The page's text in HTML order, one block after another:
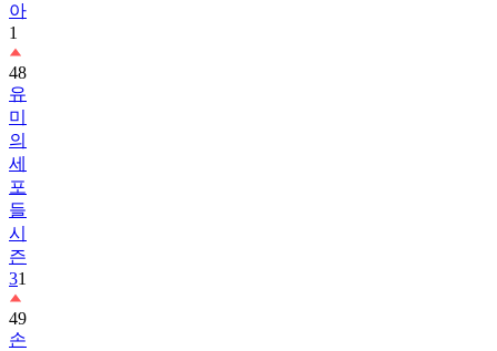
아
1
48
유
미
의
세
포
들
시
즌
31
49
손